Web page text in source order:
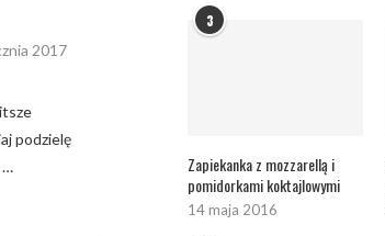
2017
podzielę
…
3
Zapiekanka z mozzarellą i
pomidorkami koktajlowymi
14 maja 2016